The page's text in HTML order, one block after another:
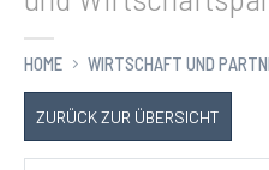
HOME WIRTSCHAFT UND
ZURÜCK ZUR ÜBERSICHT